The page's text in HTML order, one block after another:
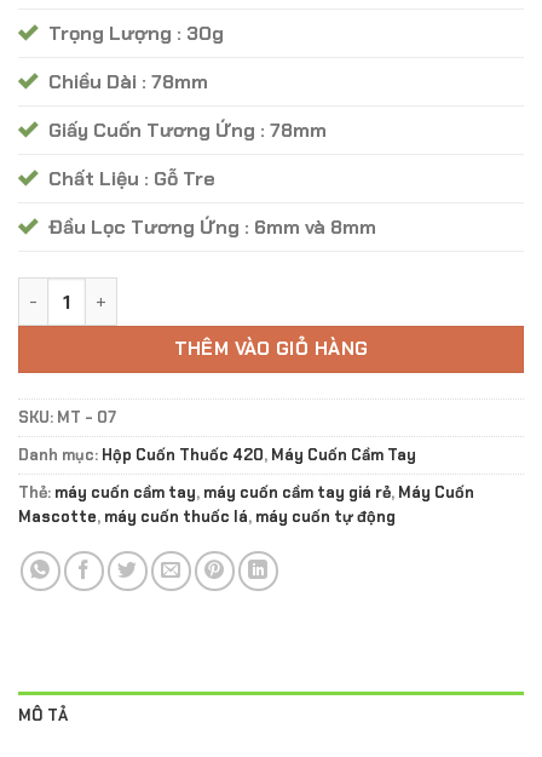
Trọng Lượng : 30g
Chiều Dài : 78mm
Giấy Cuốn Tương Ứng : 78mm
Chất Liệu : Gỗ Tre
Đầu Lọc Tương Ứng : 6mm và 8mm
THÊM VÀO GIỎ HÀNG
SKU: MT - 07
Danh mục: Hộp Cuốn Thuốc 420, Máy Cuốn Cầm Tay
Thẻ: máy cuốn cầm tay, máy cuốn cầm tay giá rẻ, Máy Cuốn
Mascotte, máy cuốn thuốc lá, máy cuốn tự động
MÔ TẢ